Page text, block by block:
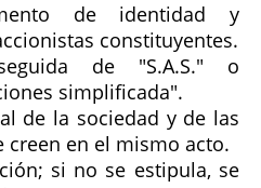
de identidad y
constituyentes.
de "S.A.S." o
simplificada".
de la sociedad y de las
creen en el mismo acto.
si no se estipula, se